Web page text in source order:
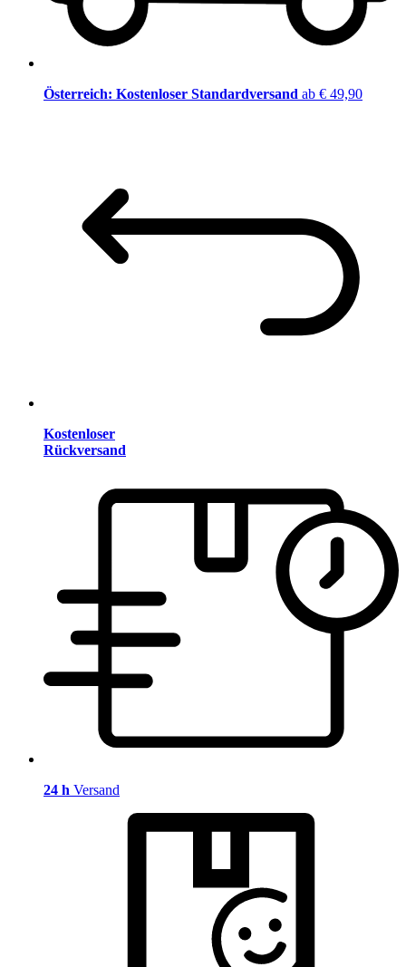
Österreich: Kostenloser Standardversand ab € 49,90
Kostenloser
Rückversand
24 h Versand